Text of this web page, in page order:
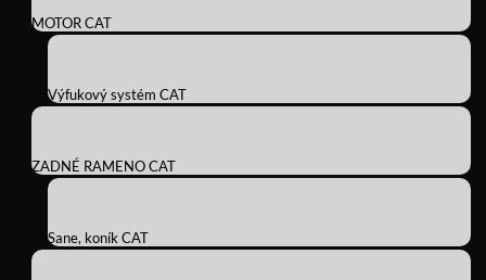
MOTOR CAT
Výfukový systém CAT
ZADNÉ RAMENO CAT
Sane, koník CAT